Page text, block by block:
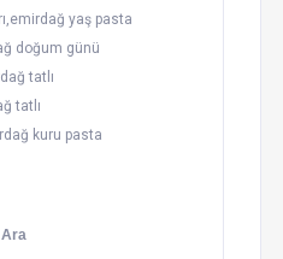
yaş pasta
doğum günü
tatlı
tatlı
kuru pasta
Ara